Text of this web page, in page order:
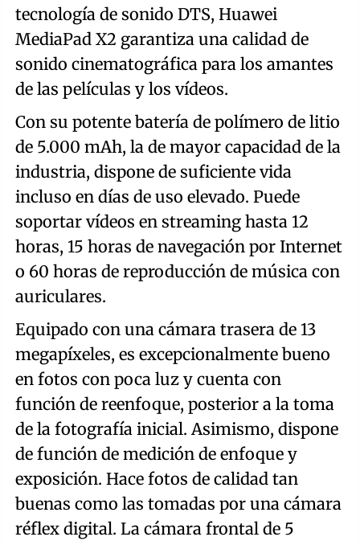
tecnología de sonido DTS, Huawei
MediaPad X2 garantiza una calidad de
sonido cinematográfica para los amantes
de las películas y los vídeos.
Con su potente batería de polímero de litio
de 5.000 mAh, la de mayor capacidad de la
industria, dispone de suficiente vida
incluso en días de uso elevado. Puede
soportar vídeos en streaming hasta 12
horas, 15 horas de navegación por Internet
o 60 horas de reproducción de música con
auriculares.
Equipado con una cámara trasera de 13
megapíxeles, es excepcionalmente bueno
en fotos con poca luz y cuenta con
función de reenfoque, posterior a la toma
de la fotografía inicial. Asimismo, dispone
de función de medición de enfoque y
exposición. Hace fotos de calidad tan
buenas como las tomadas por una cámara
réflex digital. La cámara frontal de 5